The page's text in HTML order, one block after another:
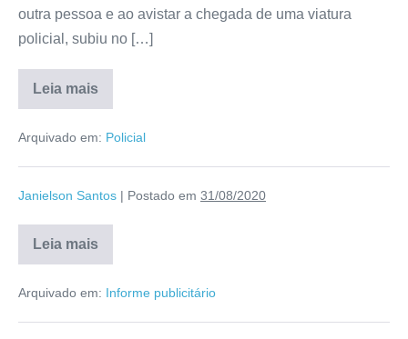
outra pessoa e ao avistar a chegada de uma viatura
policial, subiu no […]
Leia mais
Arquivado em: Policial
Janielson Santos | Postado em 31/08/2020
Leia mais
Arquivado em: Informe publicitário